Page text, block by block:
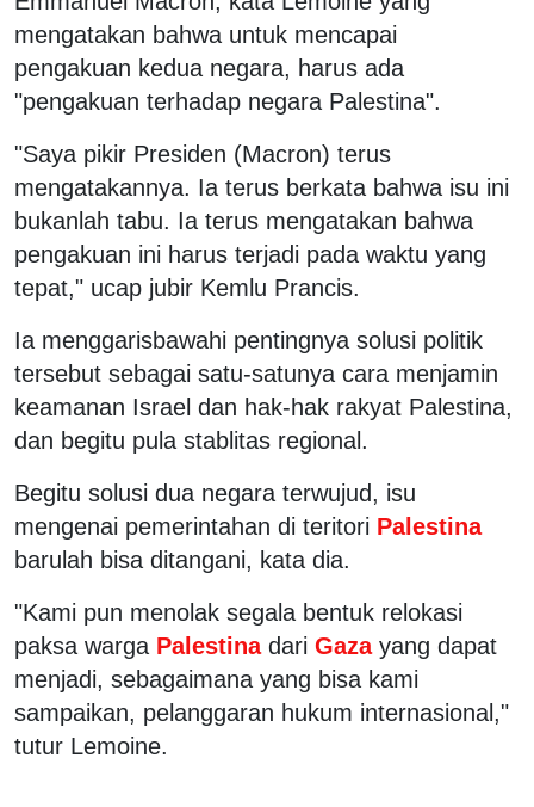
mengatakan bahwa untuk mencapai
pengakuan kedua negara, harus ada
"pengakuan terhadap negara Palestina".
"Saya pikir Presiden (Macron) terus
mengatakannya. Ia terus berkata bahwa isu ini
bukanlah tabu. Ia terus mengatakan bahwa
pengakuan ini harus terjadi pada waktu yang
tepat," ucap jubir Kemlu Prancis.
Ia menggarisbawahi pentingnya solusi politik
tersebut sebagai satu-satunya cara menjamin
keamanan Israel dan hak-hak rakyat Palestina,
dan begitu pula stablitas regional.
Begitu solusi dua negara terwujud, isu
mengenai pemerintahan di teritori Palestina
barulah bisa ditangani, kata dia.
"Kami pun menolak segala bentuk relokasi
paksa warga Palestina dari Gaza yang dapat
menjadi, sebagaimana yang bisa kami
sampaikan, pelanggaran hukum internasional,"
tutur Lemoine.